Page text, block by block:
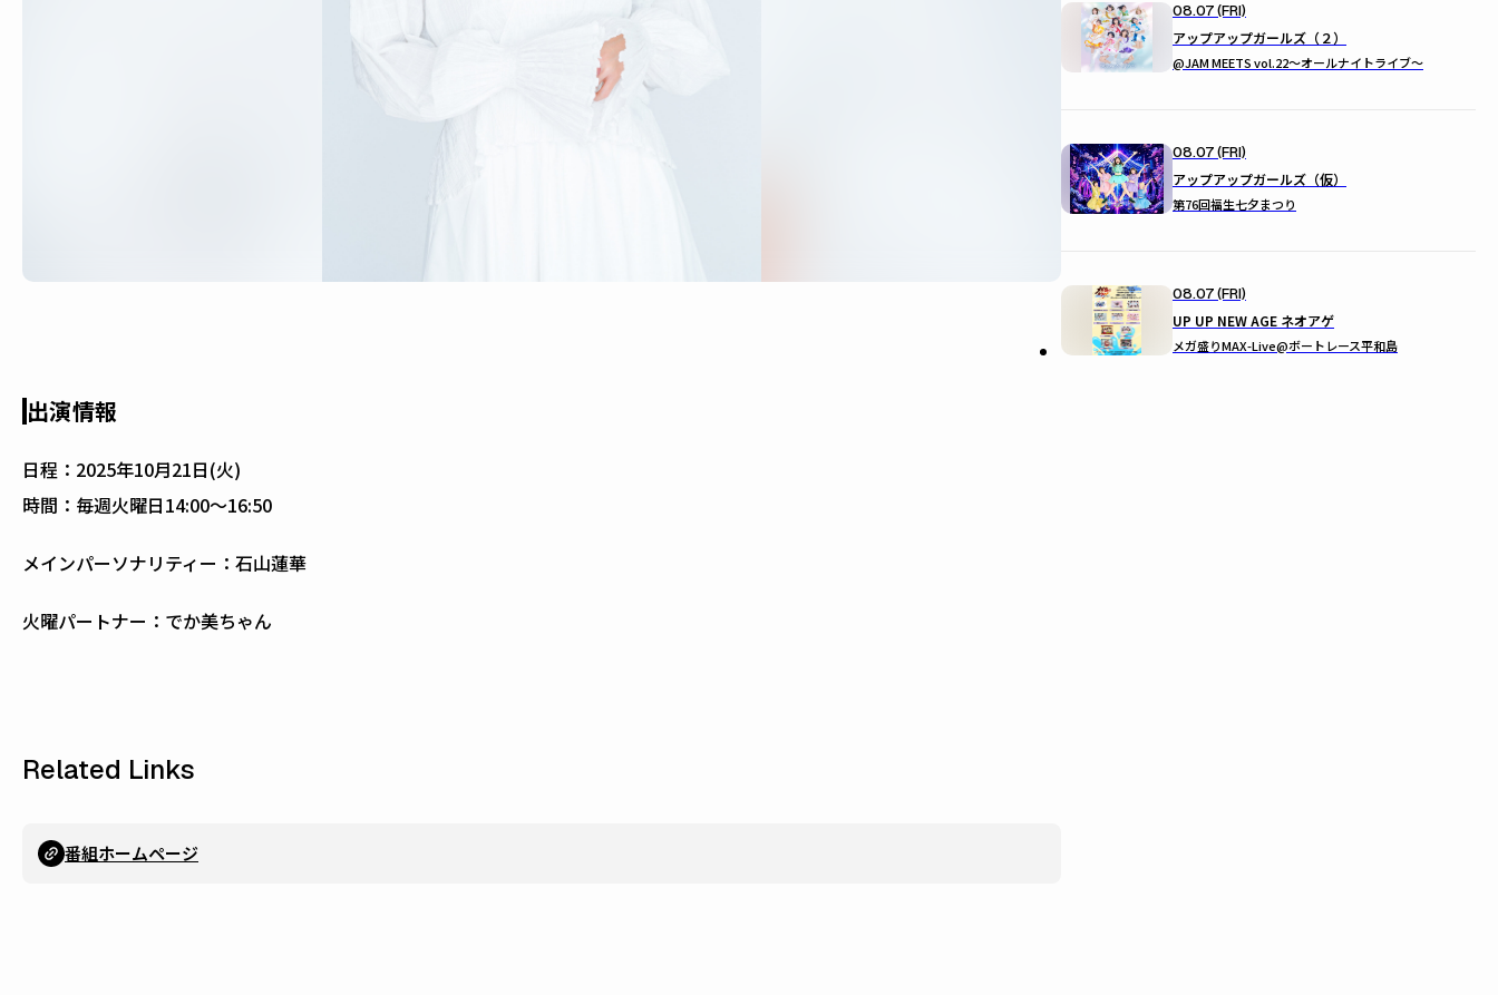
出演情報
日程： 2025年10月21日(火)
時間： 毎週火曜日14:00〜16:50
メインパーソナリティー：石山蓮華
火曜パートナー：でか美ちゃん
Related Links
番組ホームページ
08.07 (FRI)
アップアップガールズ（２）
@JAM MEETS vol.22〜オールナイトライブ〜
08.07 (FRI)
アップアップガールズ（仮）
第76回福生七夕まつり
08.07 (FRI)
UP UP NEW AGE ネオアゲ
メガ盛りMAX-Live@ボートレース平和島